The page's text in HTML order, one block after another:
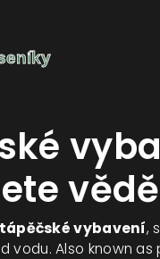
vybavení,
vodu. Also known as